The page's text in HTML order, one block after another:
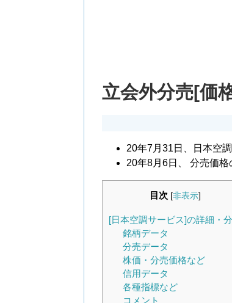
立会外分売[価
20年7月31日、日本空
20年8月6日、 分売価格
目次 [非表示]
[日本空調サービス]の詳細・
銘柄データ
分売データ
株価・分売価格など
信用データ
各種指標など
コメント